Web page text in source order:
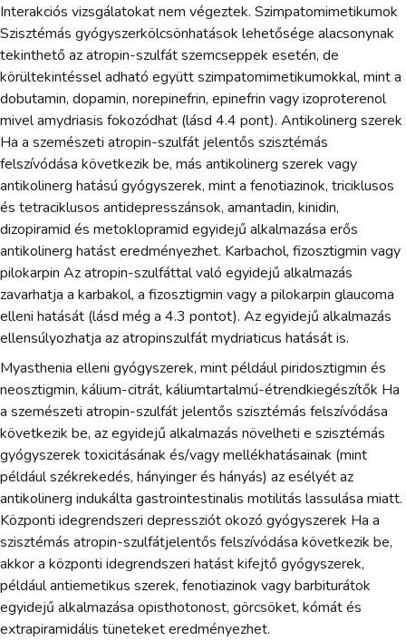
Interakciós vizsgálatokat nem végeztek. Szimpatomimetikumok
Szisztémás gyógyszerkölcsönhatások lehetősége alacsonynak
tekinthető az atropin-szulfát szemcseppek esetén, de
körültekintéssel adható együtt szimpatomimetikumokkal, mint a
dobutamin, dopamin, norepinefrin, epinefrin vagy izoproterenol
mivel amydriasis fokozódhat (lásd 4.4 pont). Antikolinerg szerek
Ha a szemészeti atropin-szulfát jelentős szisztémás
felszívódása következik be, más antikolinerg szerek vagy
antikolinerg hatású gyógyszerek, mint a fenotiazinok, triciklusos
és tetraciklusos antidepresszánsok, amantadin, kinidin,
dizopiramid és metoklopramid egyidejű alkalmazása erős
antikolinerg hatást eredményezhet. Karbachol, fizosztigmin vagy
pilokarpin Az atropin-szulfáttal való egyidejű alkalmazás
zavarhatja a karbakol, a fizosztigmin vagy a pilokarpin glaucoma
elleni hatását (lásd még a 4.3 pontot). Az egyidejű alkalmazás
ellensúlyozhatja az atropinszulfát mydriaticus hatását is.
Myasthenia elleni gyógyszerek, mint például piridosztigmin és
neosztigmin, kálium-citrát, káliumtartalmú-étrendkiegészítők Ha
a szemészeti atropin-szulfát jelentős szisztémás felszívódása
következik be, az egyidejű alkalmazás növelheti e szisztémás
gyógyszerek toxicitásának és/vagy mellékhatásainak (mint
például székrekedés, hányinger és hányás) az esélyét az
antikolinerg indukálta gastrointestinalis motilitás lassulása miatt.
Központi idegrendszeri depressziót okozó gyógyszerek Ha a
szisztémás atropin-szulfátjelentős felszívódása következik be,
akkor a központi idegrendszeri hatást kifejtő gyógyszerek,
például antiemetikus szerek, fenotiazinok vagy barbiturátok
egyidejű alkalmazása opisthotonost, görcsöket, kómát és
extrapiramidális tüneteket eredményezhet.